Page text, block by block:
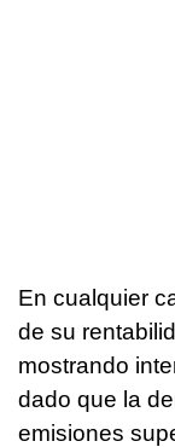
En cualquier
de su
mostrando
dado que la
emisiones